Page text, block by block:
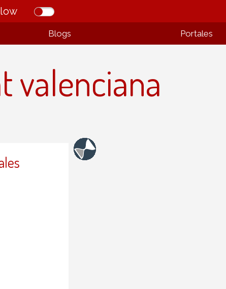
Blogs Portales
valenciana